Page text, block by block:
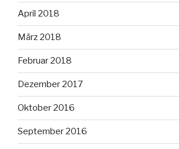
April 2018
März 2018
Februar 2018
Dezember 2017
Oktober 2016
September 2016